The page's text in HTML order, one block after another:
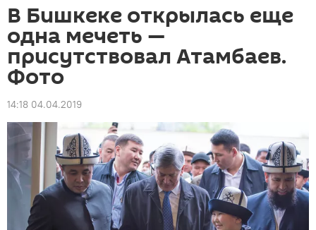
В Бишкеке открылась еще
одна мечеть —
присутствовал Атамбаев.
Фото
14:18 04.04.2019